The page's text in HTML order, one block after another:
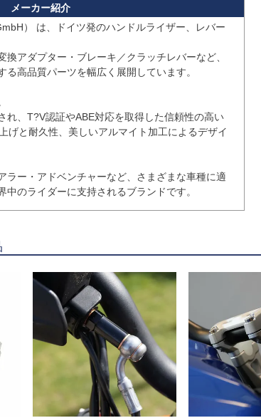
） は、ドイツ発のハンドルライザー、レバー
アダプター・ブレーキ／クラッチレバーなど、
高品質パーツを幅広く展開しています。
れ、T?V認証やABE対応を取得した信頼性の高い
げと耐久性、美しいアルマイト加工によるデザイ
ラー・アドベンチャーなど、さまざまな車種に適
のライダーに支持されるブランドです。